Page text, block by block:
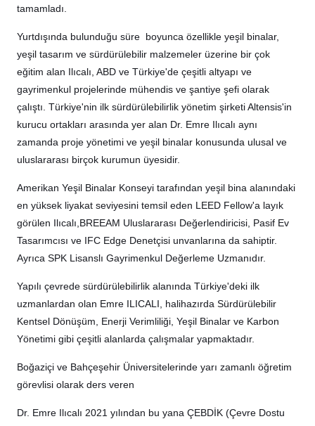
tamamladı.
Yurtdışında bulunduğu süre boyunca özellikle yeşil binalar,
yeşil tasarım ve sürdürülebilir malzemeler üzerine bir çok
eğitim alan Ilıcalı, ABD ve Türkiye'de çeşitli altyapı ve
gayrimenkul projelerinde mühendis ve şantiye şefi olarak
çalıştı. Türkiye'nin ilk sürdürülebilirlik yönetim şirketi Altensis'in
kurucu ortakları arasında yer alan Dr. Emre Ilıcalı aynı
zamanda proje yönetimi ve yeşil binalar konusunda ulusal ve
uluslararası birçok kurumun üyesidir.
Amerikan Yeşil Binalar Konseyi tarafından yeşil bina alanındaki
en yüksek liyakat seviyesini temsil eden LEED Fellow'a layık
görülen Ilıcalı, BREEAM Uluslararası Değerlendiricisi, Pasif Ev
Tasarımcısı ve IFC Edge Denetçisi unvanlarına da sahiptir.
Ayrıca SPK Lisanslı Gayrimenkul Değerleme Uzmanıdır.
Yapılı çevrede sürdürülebilirlik alanında Türkiye'deki ilk
uzmanlardan olan Emre ILICALI, halihazırda Sürdürülebilir
Kentsel Dönüşüm, Enerji Verimliliği, Yeşil Binalar ve Karbon
Yönetimi gibi çeşitli alanlarda çalışmalar yapmaktadır.
Boğaziçi ve Bahçeşehir Üniversitelerinde yarı zamanlı öğretim
görevlisi olarak ders veren
Dr. Emre Ilıcalı 2021 yılından bu yana ÇEBDİK (Çevre Dostu